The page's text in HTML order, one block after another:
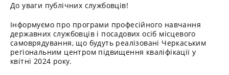
До уваги публічних службовців!
Інформуємо про програми професійного навчання
державних службовців і посадових осіб місцевого
самоврядування, що будуть реалізовані Черкаським
регіональним центром підвищення кваліфікації у
квітні 2024 року.